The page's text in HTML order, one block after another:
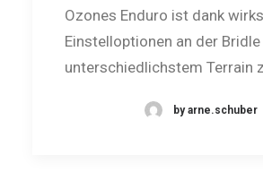
Ozones Enduro ist dank
Einstelloptionen an der
unterschiedlichstem Terrain
by arne.schuber